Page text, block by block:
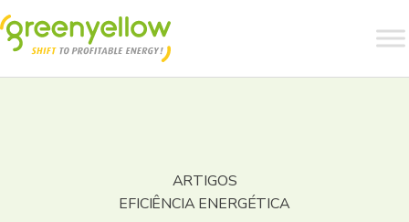
ARTIGOS
EFICIÊNCIA ENERGÉTICA